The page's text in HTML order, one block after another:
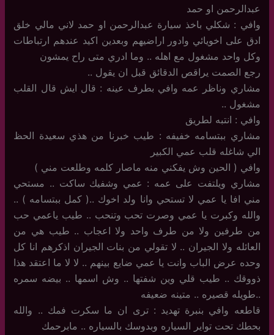
عبدالرحمن او حمد
وافي : شكلي باخذ سيارة عبدالرحمن او حمد لاني مالي خلق
ادق على اخويائي وادور اراضيهم وبعدين اكيد عندهم ارتباطات
وكل واحد مشغول مع اهله .. وما ادري متى راح يمشون
رجع الصمت يراقص الدقائق قبل ان يقول ..
مشاري وناظر عمه وافي بطرف عينه : قال ايش قال القلب
مشغول ..
وافي : انتبه لطريق
مشاري ببتسامه خفيفه : طيب خبرنا من هذي سعيدة الحظ
الي شاغله قلب عمي الكبير
وافي ( الحين وش يفكني منه ماصار كلمه وطلعت مني )
مشاري ويلتفت على عمه : عمي وشفيك ساكت .. مستحي
مني افا يا عمي لا تستحي وانا ولد اخوك ..( كمل ببتسامه ) ..
والله وكبرت يا عمي وصرت تحب وتنحب .. طيب ياعمي حب
من طرفين ولا من طرف واحد ولا اعجاب .. طيب هي من
العائله ولا الجيران .. لا تقولي من بنات الجيران اذكرهم انا كل
وحده عرض الباب وانت يا عمي ضايع بينهم .. لا لا ما اعتقد هذا
ذووقك .. طيب قلي وين شفتها .. وش اسمها .. بيضه سمره
..طويله قصيره .. متينه ضعيفه
قاطعه وافي بنبرة تهديد : ترى ان ما سكرت فمك .. والله
بحطك تحت تواير السياره وبدوسك بالسياره .. مابرحمك